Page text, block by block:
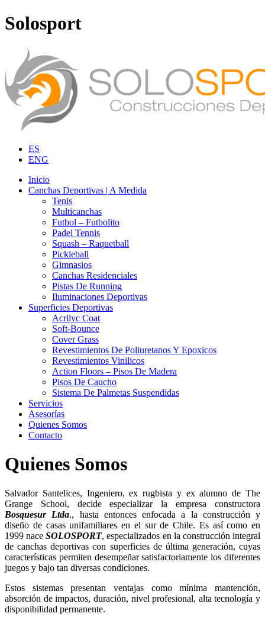
Solosport
ES
ENG
Inicio
Canchas Deportivas | A Medida
Tenis
Multicanchas
Futbol – Futbolito
Padel Tennis
Squash – Raquetball
Pickleball
Gimnasios
Canchas Residenciales
Pistas De Running
Iluminaciones Deportivas
Superficies Deportivas
Acrilyc Coat
Soft-Bounce
Cover Grass
Revestimientos De Poliuretanos Y Epoxicos
Revestimientos Vinilicos
Action Floors – Pisos De Madera
Pisos De Caucho
Sistema De Palmetas Suspendidas
Servicios
Asesorías
Quienes Somos
Contacto
Quienes Somos
Salvador Santelices, Ingeniero, ex rugbista y ex alumno de The
Grange School, decide especializar la empresa constructora
Bosquesur Ltda., hasta entonces enfocada a la construcción y
diseño de casas unifamiliares en el sur de Chile. Es así como en
1999 naceSOLOSPORT, especializados en la construcción integral
de canchas deportivas con superficies de última generación, cuyas
características permiten desempeñar satisfactoriamente los diferentes
juegos y bajo tan diversas condiciones.
Estos sistemas presentan ventajas como mínima mantención,
absorción de impactos, duración, nivel profesional, alta tecnología y
disponibilidad permanente.